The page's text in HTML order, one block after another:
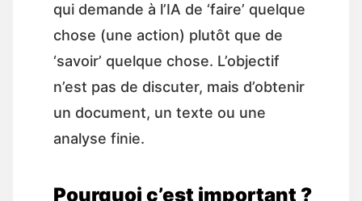
qui demande à l’IA de ‘faire’ quelque
chose (une action) plutôt que de
‘savoir’ quelque chose. L’objectif
n’est pas de discuter, mais d’obtenir
un document, un texte ou une
analyse finie.
Pourquoi c’est important ?